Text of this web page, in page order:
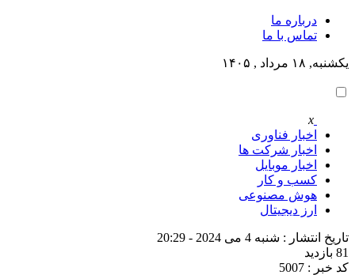
درباره ما
تماس با ما
یکشنبه, ۱۸ مرداد , ۱۴۰۵
x
اخبار فناوری
اخبار شرکت ها
اخبار موبایل
کسب و کار
هوش مصنوعی
ارز دیجیتال
تاریخ انتشار : شنبه 4 می 2024 - 20:29
81 بازدید
کد خبر : 5007